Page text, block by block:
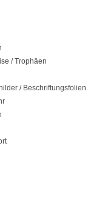
/ Trophäen
/ Beschriftungsfolien